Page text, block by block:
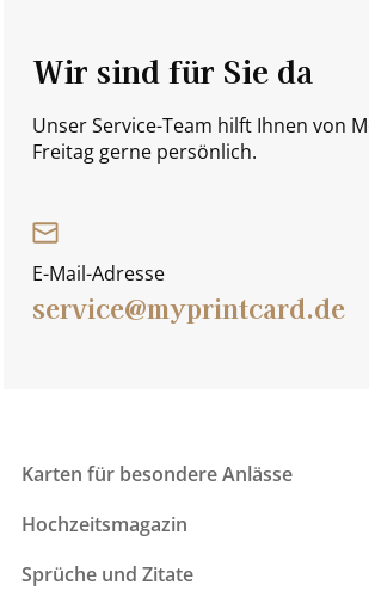
Wir sind für Sie da
Unser Service-Team hilft Ihnen von
Freitag gerne persönlich.
E-Mail-Adresse
service@myprintcard.de
Karten für besondere Anlässe
Hochzeitsmagazin
Sprüche und Zitate